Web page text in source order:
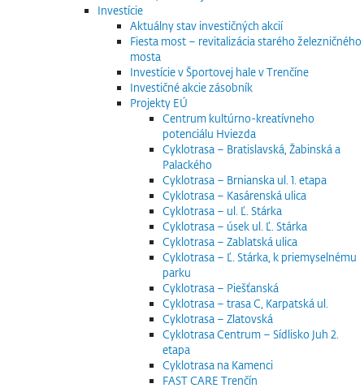
Investície
Aktuálny stav investičných akcií
Fiesta most – revitalizácia starého železničného
mosta
Investície v Športovej hale v Trenčíne
Investičné akcie zásobník
Projekty EÚ
Centrum kultúrno-kreatívneho
potenciálu Hviezda
Cyklotrasa – Bratislavská, Žabinská a
Palackého
Cyklotrasa – Brnianska ul. 1. etapa
Cyklotrasa – Kasárenská ulica
Cyklotrasa – ul. Ľ. Stárka
Cyklotrasa – úsek ul. Ľ. Stárka
Cyklotrasa – Zablatská ulica
Cyklotrasa – Ľ. Stárka, k priemyselnému
parku
Cyklotrasa – Piešťanská
Cyklotrasa – trasa C, Karpatská ul.
Cyklotrasa – Zlatovská
Cyklotrasa Centrum – Sídlisko Juh 2.
etapa
Cyklotrasa na Kamenci
FAST CARE Trenčín